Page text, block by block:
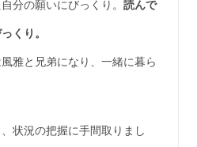
分の願いにびっくり。 読んで
くり。
雅と兄弟になり、一緒に暮ら
状況の把握に手間取りまし